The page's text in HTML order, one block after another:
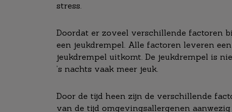
stress.
Doordat er zoveel verschillende factoren
een jeukdrempel. Alle factoren leveren
jeukdrempel uitkomt. De jeukdrempel is
’s nachts vaak meer jeuk.
Door de tijd heen zijn de verschillende
van de tijd omgevingsallergenen